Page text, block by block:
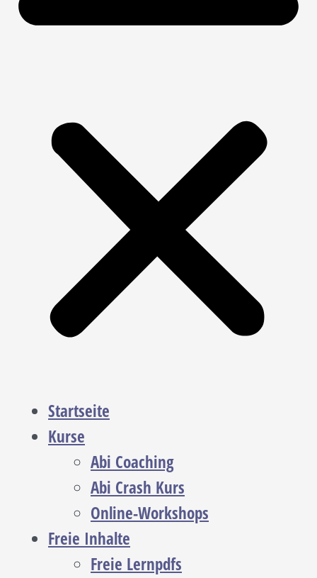
Startseite
Kurse
Abi Coaching
Abi Crash Kurs
Online-Workshops
Freie Inhalte
Freie Lernpdfs